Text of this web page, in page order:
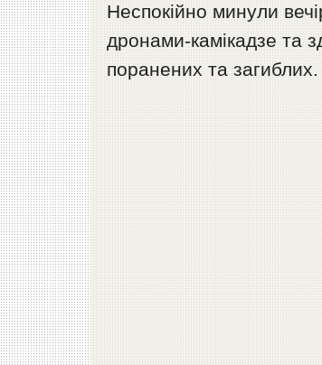
Неспокійно минули
дронами-камікадзе та
поранених та загиблих.